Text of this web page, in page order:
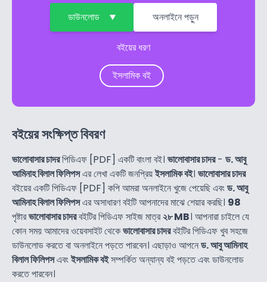
ডাউনলোড অনলাইনে পড়ুন
বইয়ের ধরণ
ইসলামিক বই
বইয়ের সংক্ষিপ্ত বিবরণ
ভালোবাসার চাদরপিডিএফ [PDF] একটি বাংলা বই। ভালোবাসার চাদর- ড. আবু
আমিনাহ বিলাল ফিলিপসএর লেখা একটি জনপ্রিয়ইসলামিক বই। ভালোবাসার চাদর
বইয়ের একটি পিডিএফ [PDF] কপি আমরা অনলাইনে খুজে পেয়েছি এবংড. আবু
আমিনাহ বিলাল ফিলিপসএর অসাধারণ বইটি আপনাদের মাঝে শেয়ার করছি। 98
পৃষ্টারভালোবাসার চাদরবইটির পিডিএফ সাইজ মাত্র২৮ MB। আপনারা চাইলে যে
কোন সময় আমাদের ওয়েবসাইট থেকেভালোবাসার চাদরবইটির পিডিএফ খুব সহজে
ডাউনলোড করতে বা অনলাইনে পড়তে পারবেন। এছাড়াও আপনেড. আবু আমিনাহ
বিলাল ফিলিপসএবংইসলামিক বইসম্পর্কিত অন্যান্য বই পড়তে এবং ডাউনলোড
করতে পারবেন।